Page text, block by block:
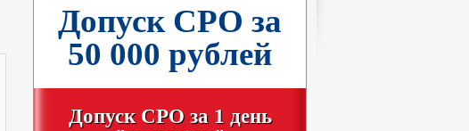
Допуск СРО за
50 000 рублей
Допуск СРО за 1 день